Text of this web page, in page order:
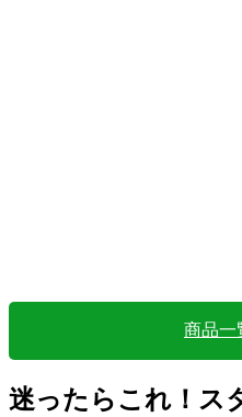
商品一
迷ったらこれ！ス